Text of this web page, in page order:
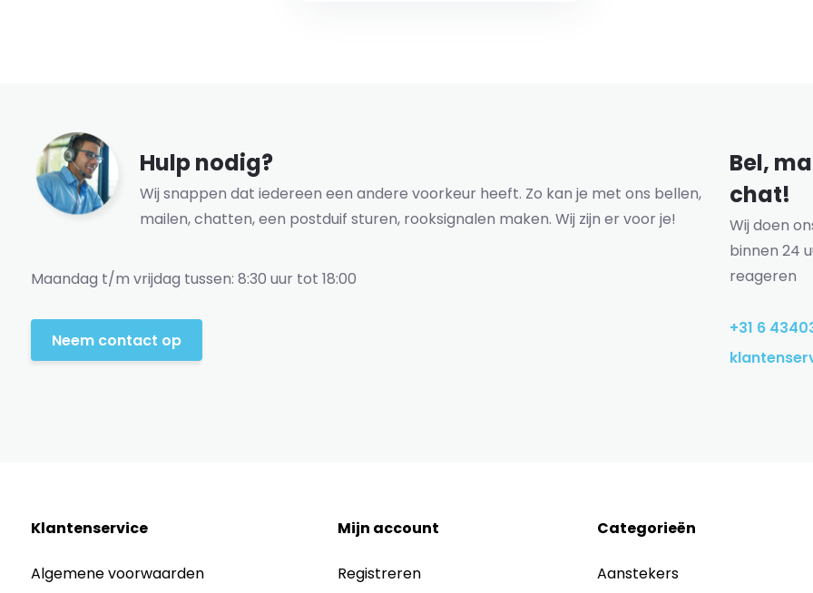
Hulp nodig?
Wij snappen dat iedereen een andere voorkeur heeft. Zo kan je met ons bellen,
mailen, chatten, een postduif sturen, rooksignalen maken. Wij zijn er voor je!
Maandag t/m vrijdag tussen: 8:30 uur tot 18:00
Neem contact op
Bel,
chat!
Wij doen
binnen 24
reageren
+31 6
Klantenservice
Algemene voorwaarden
Mijn account
Registreren
Categorieën
Aanstekers